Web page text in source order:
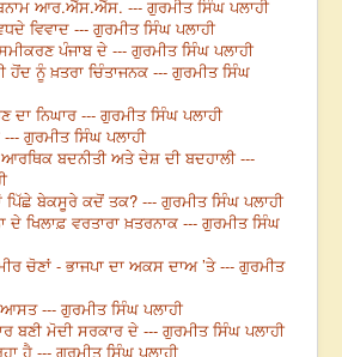
ਆਰ.ਐੱਸ.ਐੱਸ. --- ਗੁਰਮੀਤ ਸਿੰਘ ਪਲਾਹੀ
ਵਿਵਾਦ --- ਗੁਰਮੀਤ ਸਿੰਘ ਪਲਾਹੀ
ਪੰਜਾਬ ਦੇ --- ਗੁਰਮੀਤ ਸਿੰਘ ਪਲਾਹੀ
ਹੋਂਦ ਨੂੰ ਖ਼ਤਰਾ ਚਿੰਤਾਜਨਕ --- ਗੁਰਮੀਤ ਸਿੰਘ
ਦਾ ਨਿਘਾਰ --- ਗੁਰਮੀਤ ਸਿੰਘ ਪਲਾਹੀ
ਗੁਰਮੀਤ ਸਿੰਘ ਪਲਾਹੀ
ਬਦਨੀਤੀ ਅਤੇ ਦੇਸ਼ ਦੀ ਬਦਹਾਲੀ ---
ਪਿੱਛੇ ਬੇਕਸੂਰੇ ਕਦੋਂ ਤਕ? --- ਗੁਰਮੀਤ ਸਿੰਘ ਪਲਾਹੀ
ਦੇ ਖਿਲਾਫ਼ ਵਰਤਾਰਾ ਖ਼ਤਰਨਾਕ --- ਗੁਰਮੀਤ ਸਿੰਘ
ਚੋਣਾਂ - ਭਾਜਪਾ ਦਾ ਅਕਸ ਦਾਅ ’ਤੇ --- ਗੁਰਮੀਤ
--- ਗੁਰਮੀਤ ਸਿੰਘ ਪਲਾਹੀ
ਬਣੀ ਮੋਦੀ ਸਰਕਾਰ ਦੇ --- ਗੁਰਮੀਤ ਸਿੰਘ ਪਲਾਹੀ
ਹੈ --- ਗੁਰਮੀਤ ਸਿੰਘ ਪਲਾਹੀ